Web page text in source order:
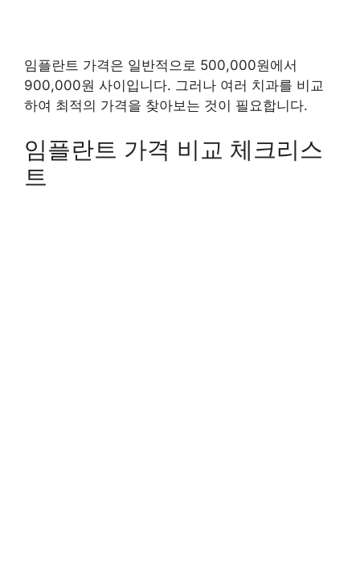
임플란트 가격은 일반적으로 500,000원에서
900,000원 사이입니다. 그러나 여러 치과를 비교
하여 최적의 가격을 찾아보는 것이 필요합니다.
임플란트 가격 비교 체크리스
트